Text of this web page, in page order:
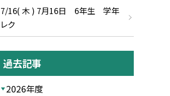
7/16( 木 ) 7月16日 6年生 学年
レク
過去記事
2026年度